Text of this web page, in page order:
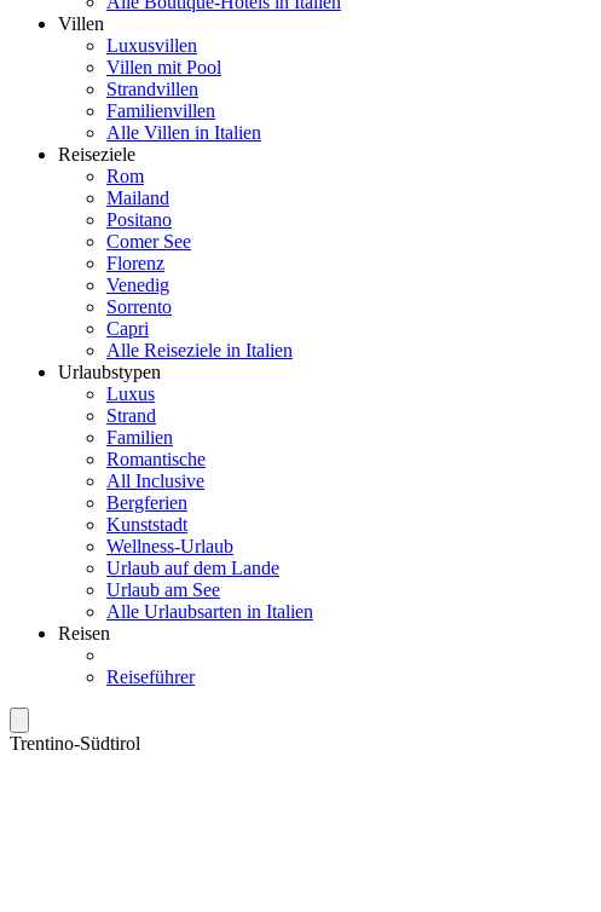
Villen
Luxusvillen
Villen mit Pool
Strandvillen
Familienvillen
Alle Villen in Italien
Reiseziele
Rom
Mailand
Positano
Comer See
Florenz
Venedig
Sorrento
Capri
Alle Reiseziele in Italien
Urlaubstypen
Luxus
Strand
Familien
Romantische
All Inclusive
Bergferien
Kunststadt
Wellness-Urlaub
Urlaub auf dem Lande
Urlaub am See
Alle Urlaubsarten in Italien
Reisen
Reiseführer
Trentino-Südtirol